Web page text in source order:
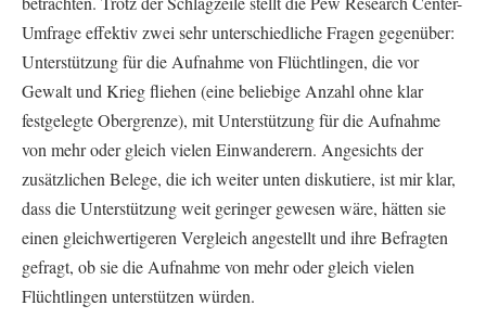
Umfrage effektiv zwei sehr unterschiedliche Fragen gegenüber:
Unterstützung für die Aufnahme von Flüchtlingen, die vor
Gewalt und Krieg fliehen (eine beliebige Anzahl ohne klar
festgelegte Obergrenze), mit Unterstützung für die Aufnahme
von mehr oder gleich vielen Einwanderern. Angesichts der
zusätzlichen Belege, die ich weiter unten diskutiere, ist mir klar,
dass die Unterstützung weit geringer gewesen wäre, hätten sie
einen gleichwertigeren Vergleich angestellt und ihre Befragten
gefragt, ob sie die Aufnahme von mehr oder gleich vielen
Flüchtlingen unterstützen würden.